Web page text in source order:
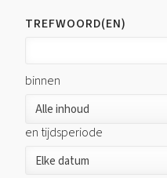
TREFWOORD(EN)
binnen
en tijdsperiode